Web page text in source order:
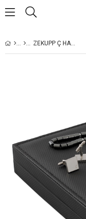
ZEKUPP Ç HARFLI KOL DÜĞMESI, ANAHTARLIK, KRAVAT TUTUCU VE TESPIH, ERKEKLER IÇIN HEDIYE SEÇENEĞI